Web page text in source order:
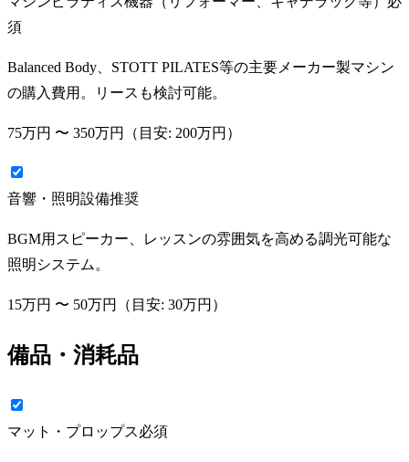
須
Balanced Body、STOTT PILATES等の主要メーカー製マシン
の購入費用。リースも検討可能。
75万円 〜 350万円 （目安: 200万円 ）
音響・照明設備推奨
BGM用スピーカー、レッスンの雰囲気を高める調光可能な
照明システム。
15万円 〜 50万円 （目安: 30万円 ）
備品・消耗品
マット・プロップス必須